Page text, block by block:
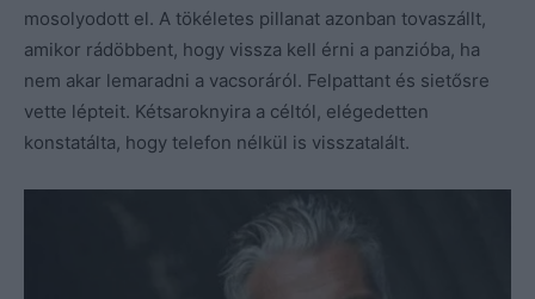
mosolyodott el. A tökéletes pillanat azonban tovaszállt,
amikor rádöbbent, hogy vissza kell érni a panzióba, ha
nem akar lemaradni a vacsoráról. Felpattant és sietősre
vette lépteit. Kétsaroknyira a céltól, elégedetten
konstatálta, hogy telefon nélkül is visszatalált.